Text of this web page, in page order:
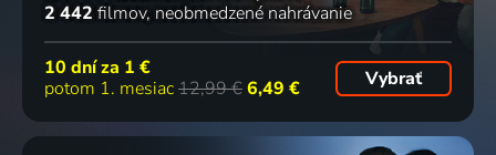
2 442 filmov neobmedzené nahrávanie
10 dní za 1 €
potom 1. mesiac12,99 €6,49 € Vybrať